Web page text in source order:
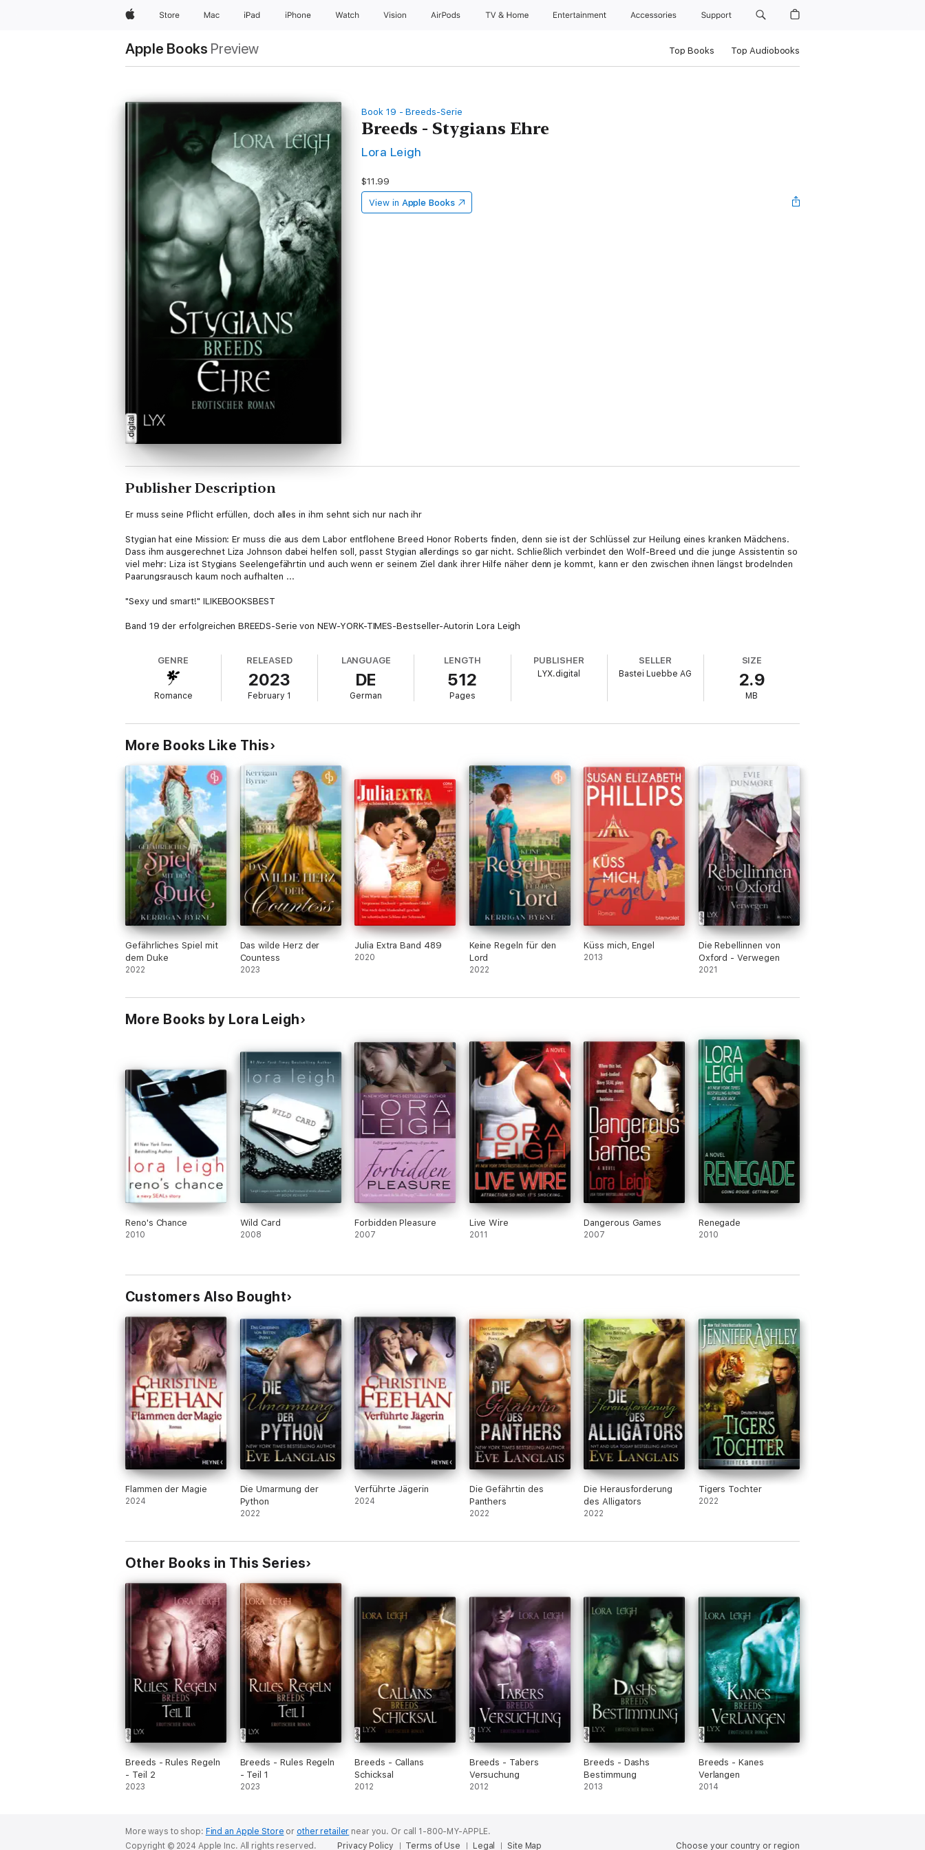
AppleStore Mac iPad iPhone Watch Vision AirPods TV & Home Entertainment Accessories Support
Apple Books Preview Top Books Top Audiobooks
Book 19 - Breeds-Serie
Breeds - Stygians Ehre
Lora Leigh
$11.99
View in Apple Books
Publisher Description
Er muss seine Pflicht erfüllen, doch alles in ihm sehnt sich nur nach ihr
Stygian hat eine Mission: Er muss die aus dem Labor entflohene Breed Honor Roberts finden, denn sie ist der Schlüssel zur Heilung eines kranken Mädchens.
Dass ihm ausgerechnet Liza Johnson dabei helfen soll, passt Stygian allerdings so gar nicht. Schließlich verbindet den Wolf-Breed und die junge Assistentin so
viel mehr: Liza ist Stygians Seelengefährtin und auch wenn er seinem Ziel dank ihrer Hilfe näher denn je kommt, kann er den zwischen ihnen längst brodelnden
Paarungsrausch kaum noch aufhalten ...
"Sexy und smart!" ILIKEBOOKSBEST
Band 19 der erfolgreichen BREEDS-Serie von NEW-YORK-TIMES-Bestseller-Autorin Lora Leigh
GENRE
Romance
RELEASED
2023
February 1
LANGUAGE
DE
German
LENGTH
512
Pages
PUBLISHER
LYX.digital
SELLER
Bastei Luebbe AG
SIZE
2.9
MB
More Books Like This
Gefährliches Spiel mit
dem Duke
2022
Das wilde Herz der
Countess
2023
Julia Extra Band 489
2020
Keine Regeln für den
Lord
2022
Küss mich, Engel
2013
Die Rebellinnen von
Oxford - Verwegen
2021
More Books by Lora Leigh
Reno's Chance
2010
Wild Card
2008
Forbidden Pleasure
2007
Live Wire
2011
Dangerous Games
2007
Renegade
2010
Customers Also Bought
Flammen der Magie
2024
Die Umarmung der
Python
2022
Verführte Jägerin
2024
Die Gefährtin des
Panthers
2022
Die Herausforderung
des Alligators
2022
Tigers Tochter
2022
Other Books in This Series
Breeds - Rules Regeln
- Teil 2
2023
Breeds - Rules Regeln
- Teil 1
2023
Breeds - Callans
Schicksal
2012
Breeds - Tabers
Versuchung
2012
Breeds - Dashs
Bestimmung
2013
Breeds - Kanes
Verlangen
2014
More ways to shop: Find an Apple Store or other retailer near you. Or call 1-800-MY-APPLE.
Choose your country or region
Copyright © 2024 Apple Inc. All rights reserved. Privacy Policy Terms of Use Legal Site Map